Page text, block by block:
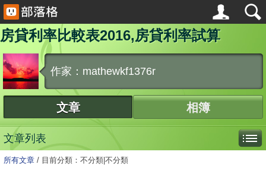
房貸利率比較表2016,房貸利率試算
作家：mathewkf1376r
文章 相簿
文章列表
所有文章 / 目前分類：不分類|不分類